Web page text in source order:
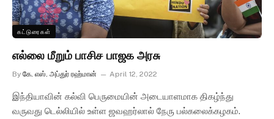
கட்டுரைகள்
எல்லை மீறும் பாசிச பாஜக அரசு
By கே. எஸ். அப்துர் ரஹ்மான் April 12, 2022
இந்தியாவின் கல்வி பெருமையின் அடையாளமாக திகழ்ந்து
வருவது டெல்லியில் உள்ள ஜவஹர்லால் நேரு பல்கலைக்கழகம்.